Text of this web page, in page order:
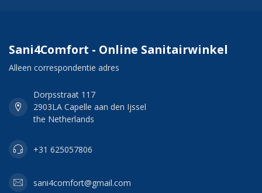
Sani4Comfort - Online Sanitairwinkel
Alleen correspondentie adres
Dorpsstraat 117
2903LA Capelle aan den Ijssel
the Netherlands
+31 625057806
sani4comfort@gmail.com